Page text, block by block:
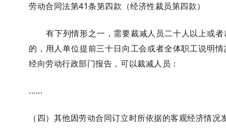
劳动合同法第41条第四款（经济性裁员第四款）
有下列情形之一，需要裁减人员二十人以上或
的，用人单位提前三十日向工会或者全体职工说明
经向劳动行政部门报告，可以裁减人员：
......
（四）其他因劳动合同订立时所依据的客观经济情